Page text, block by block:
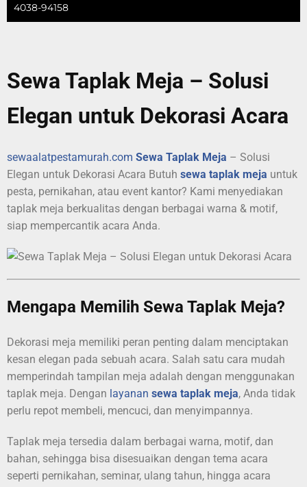
4038-94158
Sewa Taplak Meja – Solusi
Elegan untuk Dekorasi Acara
sewaalatpestamurah.com Sewa Taplak Meja – Solusi
Elegan untuk Dekorasi Acara Butuh sewa taplak meja untuk
pesta, pernikahan, atau event kantor? Kami menyediakan
taplak meja berkualitas dengan berbagai warna & motif,
siap mempercantik acara Anda.
Mengapa Memilih Sewa Taplak Meja?
Dekorasi meja memiliki peran penting dalam menciptakan
kesan elegan pada sebuah acara. Salah satu cara mudah
memperindah tampilan meja adalah dengan menggunakan
taplak meja. Dengan layanan sewa taplak meja, Anda tidak
perlu repot membeli, mencuci, dan menyimpannya.
Taplak meja tersedia dalam berbagai warna, motif, dan
bahan, sehingga bisa disesuaikan dengan tema acara
seperti pernikahan, seminar, ulang tahun, hingga acara